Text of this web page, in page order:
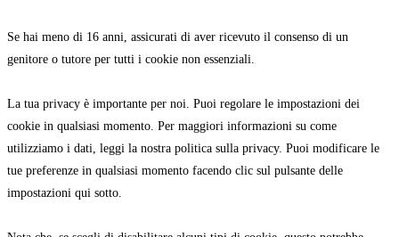
Se hai meno di 16 anni, assicurati di aver ricevuto il consenso di un
genitore o tutore per tutti i cookie non essenziali.
La tua privacy è importante per noi. Puoi regolare le impostazioni dei
cookie in qualsiasi momento. Per maggiori informazioni su come
utilizziamo i dati, leggi la nostra politica sulla privacy. Puoi modificare le
tue preferenze in qualsiasi momento facendo clic sul pulsante delle
impostazioni qui sotto.